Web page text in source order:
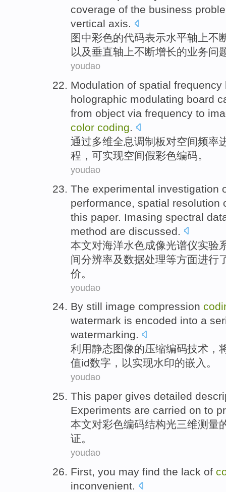
coverage of the business
vertical axis.
图中彩色的代码表示水平轴 上不
以及垂直轴上不断增长的业务问
youdao
Modulation of spatial frequency
holographic modulating board
from object via frequency to
color coding.
通过多维全息调制 板对空间频率
程 ，可实现空间假彩色编码。
youdao
The experimental investigation
performance spatial resolution
this paper. Imasing spectral
method are discussed
本文对海洋水色成像光谱仪实验
间分辨率及数据处理等方面进行
价。
youdao
By still image compression
watermark is encoded into a
watermarking.
利用静态图像的压缩编码技术 ，
值id数字 ， 以实现水印的嵌入。
youdao
This paper gives detailed
Experiments are carried on to
本文对彩色编码结构光三维测量
证。
youdao
First, you may find the lack of
inconvenient.